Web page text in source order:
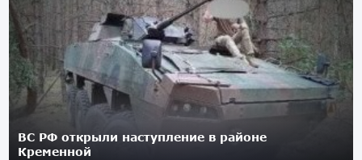
ВС РФ открыли наступление в районе
Кременной